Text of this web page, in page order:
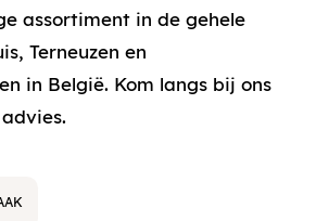
assortiment in de gehele
Terneuzen en
in België. Kom langs bij ons